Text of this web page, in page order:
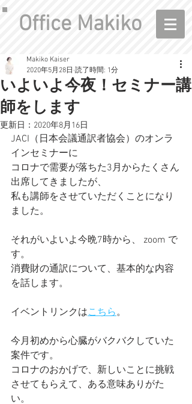
Office Makiko
いよいよ今夜！セミナー講
師をします
Makiko Kaiser
2020年5月28日 読了時間: 1分
更新日： 2020年8月16日
JACI（日本会議通訳者協会）のオンラ
インセミナーに
コロナで需要が落ちた3月からたくさん
出席してきましたが、
私も講師をさせていただくことになり
ました。
それがいよいよ今晩7時から、 zoom で
す。
消費財の通訳について、 基本的な内容
を話します。
イベントリンクはこちら。
今月初めから心臓がバクバクしていた
案件です。
コロナのおかげで、新しいことに挑戦
させてもらえて、ある意味ありがた
い。